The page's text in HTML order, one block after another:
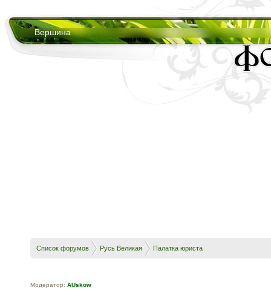
Вершина
Список форумов Русь Великая Палатка юриста
Модератор: AUskow